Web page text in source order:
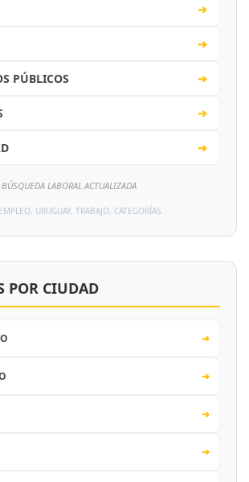
➔
➔
PÚBLICOS ➔
➔
➔
BÚSQUEDA LABORAL ACTUALIZADA
URUGUAY, TRABAJO, CATEGORÍAS.
POR CIUDAD
➔
➔
➔
➔